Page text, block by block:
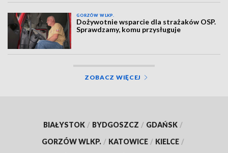
GORZÓW WLKP.
Dożywotnie wsparcie dla strażaków OSP.
Sprawdzamy, komu przysługuje
ZOBACZ WIĘCEJ
BIAŁYSTOK / BYDGOSZCZ / GDAŃSK /
GORZÓW WLKP. / KATOWICE / KIELCE /